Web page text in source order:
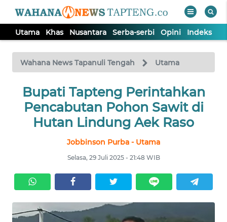
Utama Khas Nusantara Serba-serbi Opini Indeks
Wahana News Tapanuli Tengah Utama
Bupati Tapteng Perintahkan
Pencabutan Pohon Sawit di
Hutan Lindung Aek Raso
Jobbinson Purba - Utama
Selasa, 29 Juli 2025 - 21:48 WIB
TV
Tutup
UTAMA
SERBA-
SERBI
OPINI